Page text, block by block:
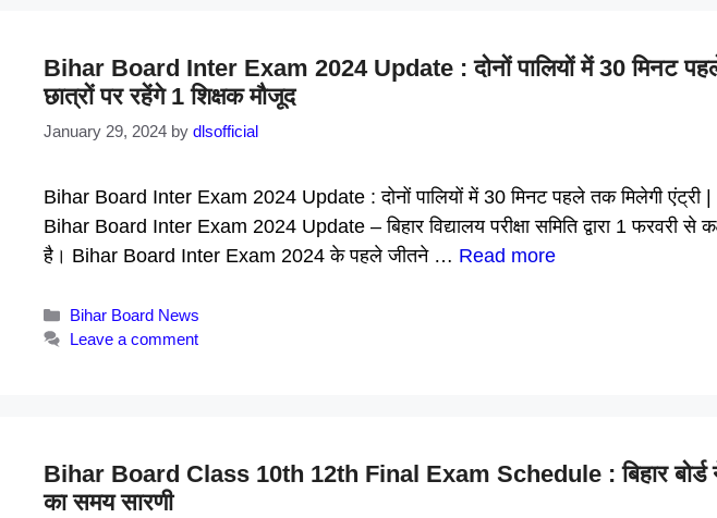
Bihar Board Inter Exam 2024 Update : दोनों पालियों में 30 मिनट
छात्रों पर रहेंगे 1 शिक्षक मौजूद
January 29, 2024 by dlsofficial
Bihar Board Inter Exam 2024 Update : दोनों पालियों में 30 मिनट पहले तक मिलेगी एंट्री |
Bihar Board Inter Exam 2024 Update – बिहार विद्यालय परीक्षा समिति द्वारा 1 फरवरी से
है। Bihar Board Inter Exam 2024 के पहले जीतने … Read more
Categories
Bihar Board News
Leave a comment
Bihar Board Class 10th 12th Final Exam Schedule : बिहार बोर्ड ने
का समय सारणी